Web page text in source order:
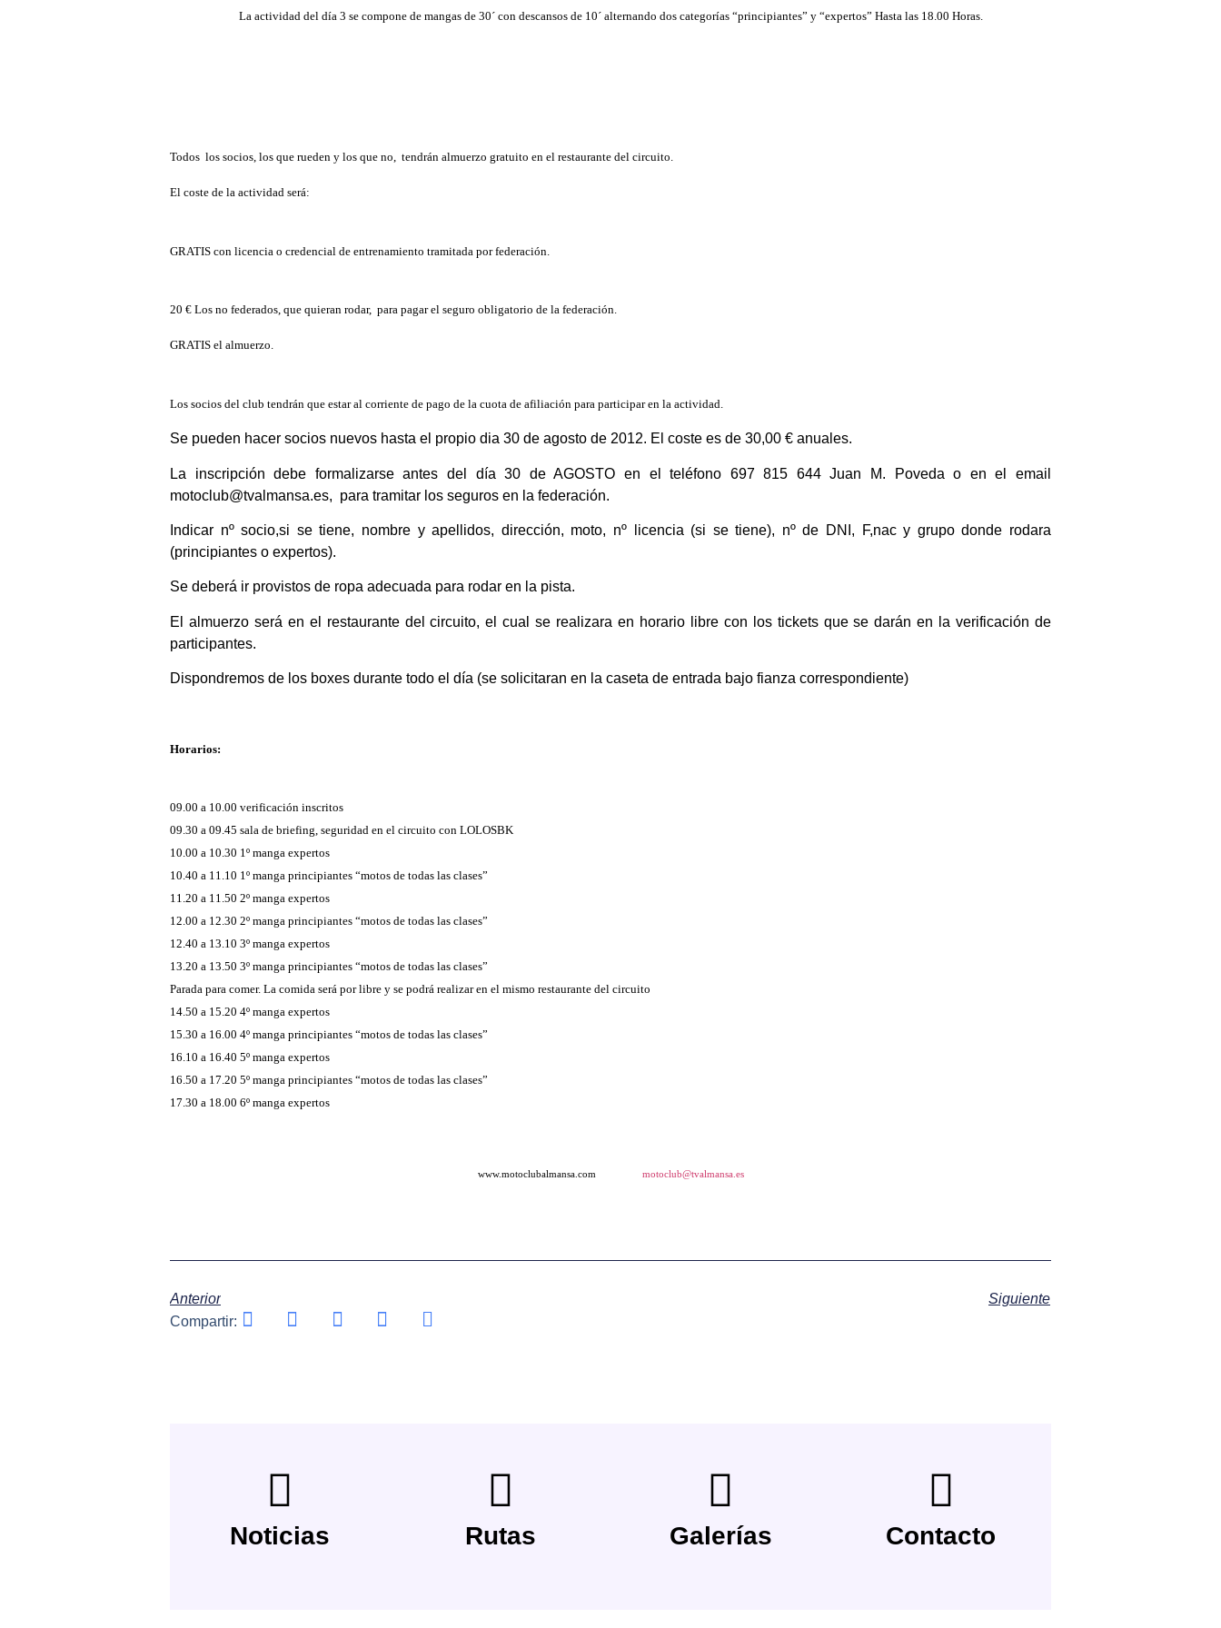
La actividad del día 3 se compone de mangas de 30´ con descansos de 10´ alternando dos categorías “principiantes” y “expertos” Hasta las 18.00 Horas.
Todos los socios, los que rueden y los que no, tendrán almuerzo gratuito en el restaurante del circuito.
El coste de la actividad será:
GRATIS con licencia o credencial de entrenamiento tramitada por federación.
20 € Los no federados, que quieran rodar, para pagar el seguro obligatorio de la federación.
GRATIS el almuerzo.
Los socios del club tendrán que estar al corriente de pago de la cuota de afiliación para participar en la actividad.
Se pueden hacer socios nuevos hasta el propio dia 30 de agosto de 2012. El coste es de 30,00 € anuales.
La inscripción debe formalizarse antes del día 30 de AGOSTO en el teléfono 697 815 644 Juan M. Poveda o en el email
motoclub@tvalmansa.es, para tramitar los seguros en la federación.
Indicar nº socio,si se tiene, nombre y apellidos, dirección, moto, nº licencia (si se tiene), nº de DNI, F,nac y grupo donde rodara
(principiantes o expertos).
Se deberá ir provistos de ropa adecuada para rodar en la pista.
El almuerzo será en el restaurante del circuito, el cual se realizara en horario libre con los tickets que se darán en la verificación de
participantes.
Dispondremos de los boxes durante todo el día (se solicitaran en la caseta de entrada bajo fianza correspondiente)
Horarios:
09.00 a 10.00 verificación inscritos
09.30 a 09.45 sala de briefing, seguridad en el circuito con LOLOSBK
10.00 a 10.30 1º manga expertos
10.40 a 11.10 1º manga principiantes “motos de todas las clases”
11.20 a 11.50 2º manga expertos
12.00 a 12.30 2º manga principiantes “motos de todas las clases”
12.40 a 13.10 3º manga expertos
13.20 a 13.50 3º manga principiantes “motos de todas las clases”
Parada para comer. La comida será por libre y se podrá realizar en el mismo restaurante del circuito
14.50 a 15.20 4º manga expertos
15.30 a 16.00 4º manga principiantes “motos de todas las clases”
16.10 a 16.40 5º manga expertos
16.50 a 17.20 5º manga principiantes “motos de todas las clases”
17.30 a 18.00 6º manga expertos
www.motoclubalmansa.com motoclub@tvalmansa.es
Anterior
Siguiente
Compartir:
Noticias Rutas Galerías Contacto